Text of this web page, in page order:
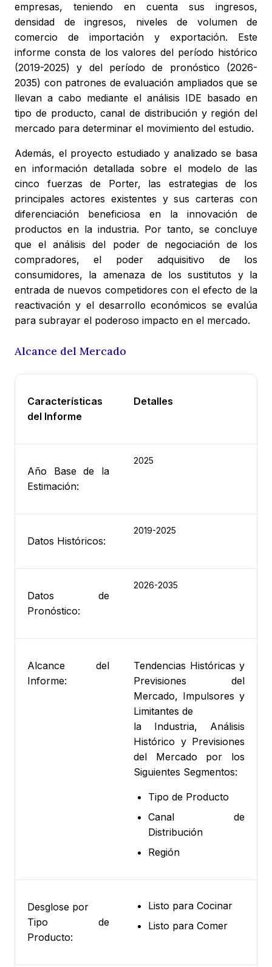
empresas, teniendo en cuenta sus ingresos,
densidad de ingresos, niveles de volumen de
comercio de importación y exportación. Este
informe consta de los valores del período histórico
(2019-2025) y del período de pronóstico (2026-
2035) con patrones de evaluación ampliados que se
llevan a cabo mediante el análisis IDE basado en
tipo de producto, canal de distribución y región del
mercado para determinar el movimiento del estudio.
Además, el proyecto estudiado y analizado se basa
en información detallada sobre el modelo de las
cinco fuerzas de Porter, las estrategias de los
principales actores existentes y sus carteras con
diferenciación beneficiosa en la innovación de
productos en la industria. Por tanto, se concluye
que el análisis del poder de negociación de los
compradores, el poder adquisitivo de los
consumidores, la amenaza de los sustitutos y la
entrada de nuevos competidores con el efecto de la
reactivación y el desarrollo económicos se evalúa
para subrayar el poderoso impacto en el mercado.
Alcance del Mercado
Características
del Informe
Detalles
Año Base de la
Estimación:
2025
Datos Históricos:
2019-2025
Datos de
Pronóstico:
2026-2035
Alcance del
Informe:
Tendencias Históricas y
Previsiones del
Mercado, Impulsores y
Limitantes de
la Industria, Análisis
Histórico y Previsiones
del Mercado por los
Siguientes Segmentos:
Tipo de Producto
Canal de
Distribución
Región
Desglose por
Tipo de
Producto:
Listo para Cocinar
Listo para Comer